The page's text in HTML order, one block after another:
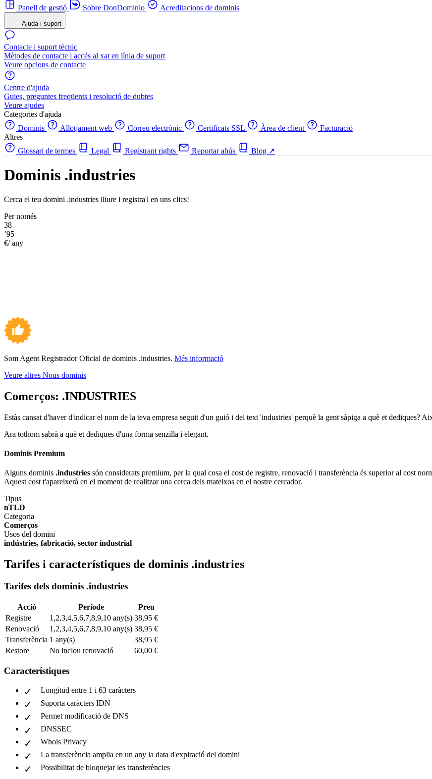
Panell de gestió
Sobre DonDominio Acreditacions de dominis
Ajuda i suport
Contacte i suport tècnic
Mètodes de contacte i accés al xat en línia de suport
Veure opcions de contacte
Centre d'ajuda
Guies, preguntes freqüents i resolució de dubtes
Veure ajudes
Categories d'ajuda
Dominis
Allotjament web Correu electrònic Certificats SSL Àrea de client
Facturació
Altres
Glossari de termes
Legal Registrant rights Reportar abús Blog ↗
Dominis .industries
Cerca el teu domini .industries lliure i registra'l en uns clics!
Per només
38
’95
€/ any
Som Agent Registrador Oficial de dominis .industries. Més informació
Veure altres Nous dominis
Comerços: .INDUSTRIES
Estàs cansat d'haver d'indicar el nom de la teva empresa seguit d'un guió i del text 'industries' perquè la gent sàpiga a què et dediques?
Ara tothom sabrà a què et dediques d'una forma senzilla i elegant.
Dominis Premium
Alguns dominis .industries són considerats premium, per la qual cosa el cost de registre, renovació i transferència és superior al cost
Aquest cost t'apareixerà en el moment de realitzar una cerca dels mateixos en el nostre cercador.
Tipus
nTLD
Categoria
Comerços
Usos del domini
indústries, fabricació, sector industrial
Tarifes i característiques de dominis .industries
Tarifes dels dominis .industries
Acció Període
Preu
Registre
1,2,3,4,5,6,7,8,9,10 any(s) 38,95 €
Renovació
1,2,3,4,5,6,7,8,9,10 any(s) 38,95 €
Transferència 1 any(s)
38,95 €
Restore
No inclou renovació 60,00 €
Característiques
Longitud entre 1 i 63 caràcters
Suporta caràcters IDN
Permet modificació de DNS
DNSSEC
Whois Privacy
La transferència amplia en un any la data d'expiració del domini
Possibilitat de bloquejar les transferències